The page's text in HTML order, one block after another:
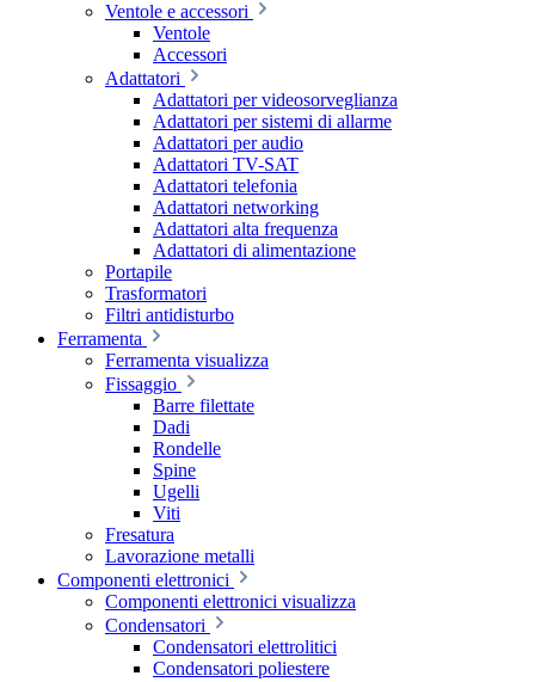
Ventole e accessori
Ventole
Accessori
Adattatori
Adattatori per videosorveglianza
Adattatori per sistemi di allarme
Adattatori per audio
Adattatori TV-SAT
Adattatori telefonia
Adattatori networking
Adattatori alta frequenza
Adattatori di alimentazione
Portapile
Trasformatori
Filtri antidisturbo
Ferramenta
Ferramenta visualizza
Fissaggio
Barre filettate
Dadi
Rondelle
Spine
Ugelli
Viti
Fresatura
Lavorazione metalli
Componenti elettronici
Componenti elettronici visualizza
Condensatori
Condensatori elettrolitici
Condensatori poliestere